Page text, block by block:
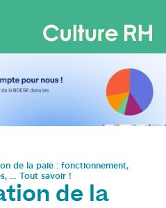
de la paie : fonctionnement,
… Tout savoir !
de la